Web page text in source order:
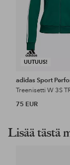
UUTUUS!
adidas Sport
Treenisetti W 3S
75 EUR
Lisää tästä